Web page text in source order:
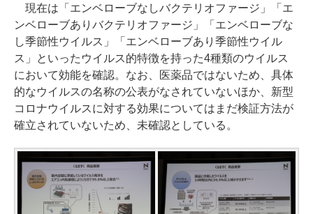
現在は「エンベローブなしバクテリオファージ」「エ
ンベローブありバクテリオファージ」「エンベローブな
し季節性ウイルス」「エンベローブあり季節性ウイル
ス」といったウイルス的特徴を持った4種類のウイルス
において効能を確認。なお、医薬品ではないため、具体
的なウイルスの名称の公表がなされていないほか、新型
コロナウイルスに対する効果についてはまだ検証方法が
確立されていないため、未確認としている。